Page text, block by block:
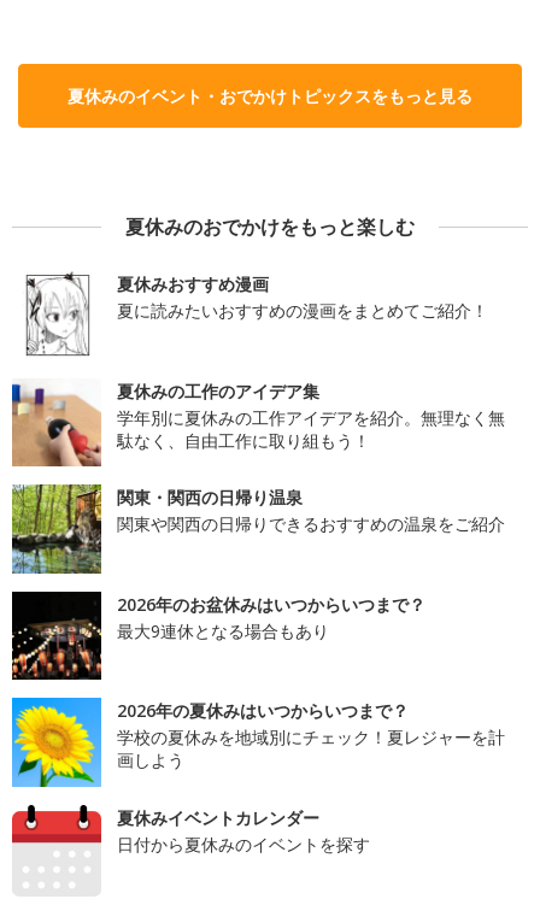
夏休みのイベント・おでかけトピックスをもっと見る
夏休みのおでかけをもっと楽しむ
夏休みおすすめ漫画
夏に読みたいおすすめの漫画をまとめてご紹介！
夏休みの工作のアイデア集
学年別に夏休みの工作アイデアを紹介。無理なく無
駄なく、自由工作に取り組もう！
関東・関西の日帰り温泉
関東や関西の日帰りできるおすすめの温泉をご紹介
2026年のお盆休みはいつからいつまで？
最大9連休となる場合もあり
2026年の夏休みはいつからいつまで？
学校の夏休みを地域別にチェック！夏レジャーを計
画しよう
夏休みイベントカレンダー
日付から夏休みのイベントを探す